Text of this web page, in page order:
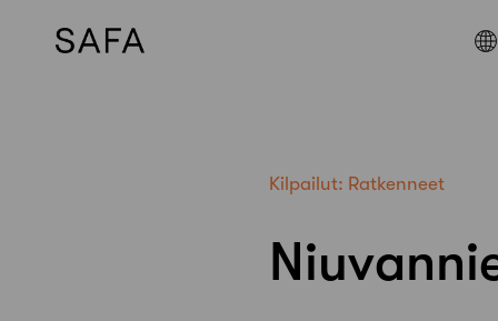
Kilpailut: Ratkenneet